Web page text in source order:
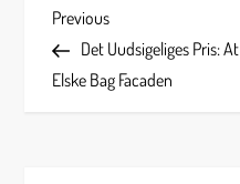
P
o
Previous
Post
Previous
Det Uudsigeliges Pris: At
Elske Bag Facaden